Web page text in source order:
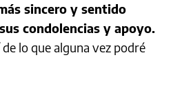
sincero y sentido
condolencias y apoyo.
lo que alguna vez podré